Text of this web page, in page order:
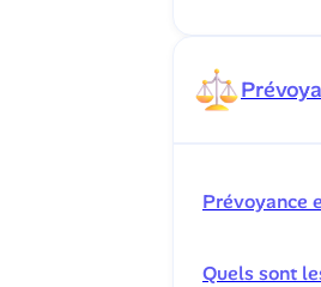
Prévoyance
Quels sont